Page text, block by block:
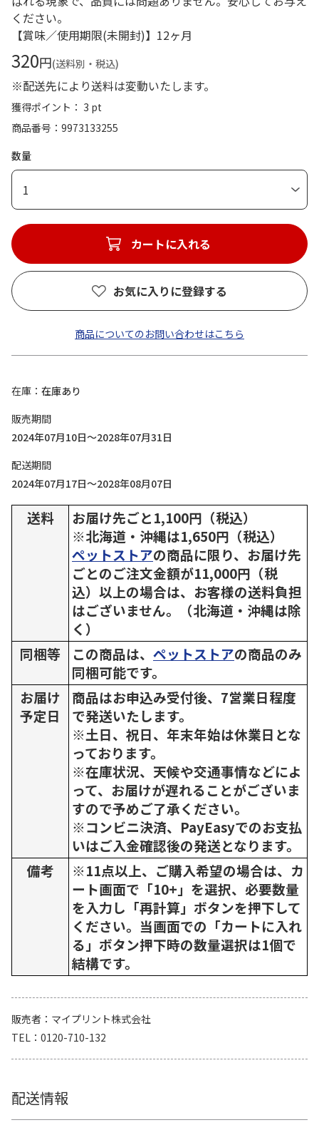
ください。
【賞味／使用期限(未開封)】12ヶ月
320円(送料別・税込)
※配送先により送料は変動いたします。
獲得ポイント： 3 pt
商品番号
9973133255
数量
1
カートに入れる
お気に入りに登録する
商品についてのお問い合わせはこちら
在庫
在庫あり
販売期間
2024年07月10日～2028年07月31日
配送期間
2024年07月17日～2028年08月07日
送料
お届け先ごと1,100円（税込）
※北海道・沖縄は1,650円（税込）
ペットストアの商品に限り、お届け先
ごとのご注文金額が11,000円（税
込）以上の場合は、お客様の送料負担
はございません。（北海道・沖縄は除
く）
同梱等
この商品は、 ペットストアの商品のみ
同梱可能です。
お届け
予定日
商品はお申込み受付後、7営業日程度
で発送いたします。
※土日、祝日、年末年始は休業日とな
っております。
※在庫状況、天候や交通事情などによ
って、お届けが遅れることがございま
すので予めご了承ください。
※コンビニ決済、PayEasyでのお支払
いはご入金確認後の発送となります。
備考
※11点以上、ご購入希望の場合は、カ
ート画面で「10+」を選択、必要数量
を入力し「再計算」ボタンを押下して
ください。当画面での「カートに入れ
る」ボタン押下時の数量選択は1個で
結構です。
販売者
マイプリント株式会社
TEL
0120-710-132
配送情報